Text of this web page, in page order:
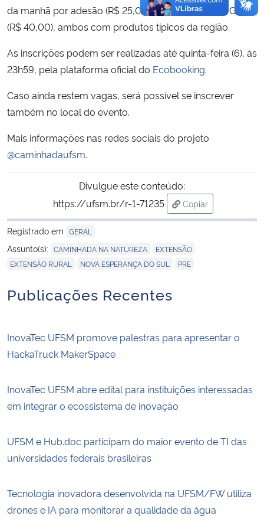
da manhã por adesão (R$ 25,00) e almoço final na Gruta
(R$ 40,00), ambos com produtos típicos da região.
As inscrições podem ser realizadas até quinta-feira (6), às
23h59, pela plataforma oficial do Ecobooking.
Caso ainda restem vagas, será possível se inscrever
também no local do evento.
Mais informações nas redes sociais do projeto
@caminhadaufsm.
Divulgue este conteúdo:
https://ufsm.br/r-1-71235
Copiar
para área de
Registrado em GERAL
Assunto(s): CAMINHADA NA NATUREZA EXTENSÃO
EXTENSÃO RURAL NOVA ESPERANÇA DO SUL PRE
Publicações Recentes
InovaTec UFSM promove palestras para apresentar o
HackaTruck MakerSpace
InovaTec UFSM abre edital para instituições interessadas
em integrar o ecossistema de inovação
UFSM e Hub.doc participam do maior evento de TI das
universidades federais brasileiras
Tecnologia inovadora desenvolvida na UFSM/FW utiliza
drones e IA para monitorar a qualidade da água